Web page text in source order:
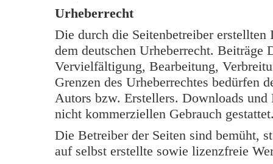
Urheberrecht
Die durch die Seitenbetreiber
dem deutschen Urheberrecht.
Vervielfältigung, Bearbeitung,
Grenzen des Urheberrechtes bedürfen
Autors bzw. Erstellers. Downloads
nicht kommerziellen Gebrauch
Die Betreiber der Seiten sind bemüht,
auf selbst erstellte sowie lizenzfreie